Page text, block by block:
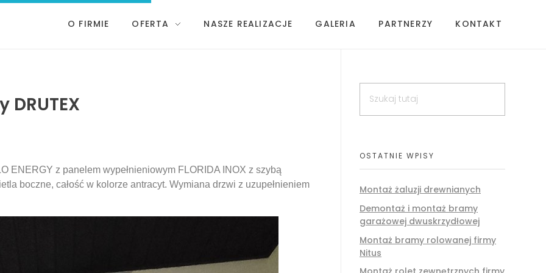
O FIRMIE OFERTA NASZE REALIZACJE GALERIA PARTNERZY KONTAKT
ENERGY z panelem wypełnieniowym FLORIDA INOX z szybą
boczne, całość w kolorze antracyt. Wymiana drzwi z uzupełnieniem
OSTATNIE WPISY
Montaż żaluzji drewnianych
Demontaż i montaż bramy
garażowej dwuskrzydłowej
Montaż bramy rolowanej firmy
Nitus